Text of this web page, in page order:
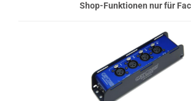
Shop-Funktionen nur für